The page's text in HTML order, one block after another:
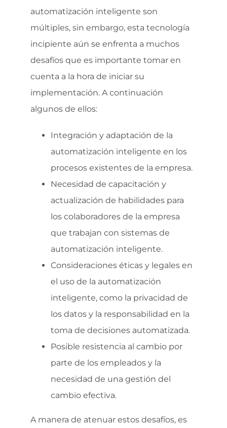
automatización inteligente son
múltiples, sin embargo, esta tecnología
incipiente aún se enfrenta a muchos
desafíos que es importante tomar en
cuenta a la hora de iniciar su
implementación. A continuación
algunos de ellos:
Integración y adaptación de la
automatización inteligente en los
procesos existentes de la empresa.
Necesidad de capacitación y
actualización de habilidades para
los colaboradores de la empresa
que trabajan con sistemas de
automatización inteligente.
Consideraciones éticas y legales en
el uso de la automatización
inteligente, como la privacidad de
los datos y la responsabilidad en la
toma de decisiones automatizada.
Posible resistencia al cambio por
parte de los empleados y la
necesidad de una gestión del
cambio efectiva.
A manera de atenuar estos desafíos, es